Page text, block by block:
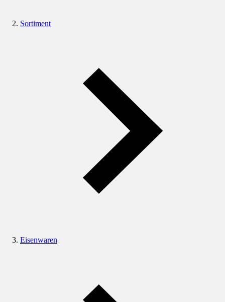
Sortiment
Eisenwaren